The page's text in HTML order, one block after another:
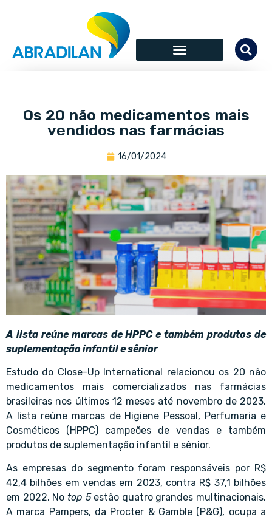
Os 20 não medicamentos mais
vendidos nas farmácias
16/01/2024
A lista reúne marcas de HPPC e também produtos de
suplementação infantil e sênior
Estudo do Close-Up International relacionou os 20 não
medicamentos mais comercializados nas farmácias
brasileiras nos últimos 12 meses até novembro de 2023.
A lista reúne marcas de Higiene Pessoal, Perfumaria e
Cosméticos (HPPC) campeões de vendas e também
produtos de suplementação infantil e sênior.
As empresas do segmento foram responsáveis por R$
42,4 bilhões em vendas em 2023, contra R$ 37,1 bilhões
em 2022. No top 5estão quatro grandes multinacionais.
A marca Pampers, da Procter & Gamble (P&G), ocupa a